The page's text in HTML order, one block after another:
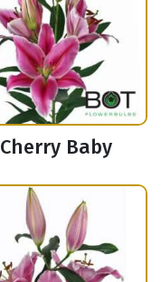
Cherry Baby